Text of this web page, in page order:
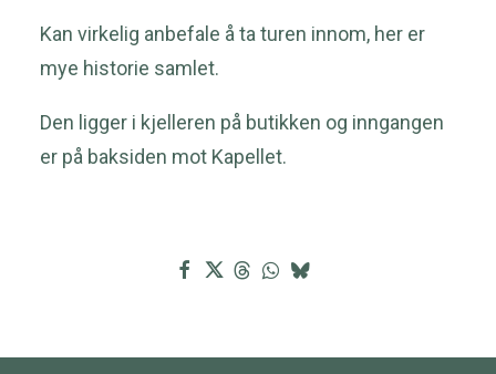
Kan virkelig anbefale å ta turen innom, her er
mye historie samlet.
Den ligger i kjelleren på butikken og inngangen
er på baksiden mot Kapellet.